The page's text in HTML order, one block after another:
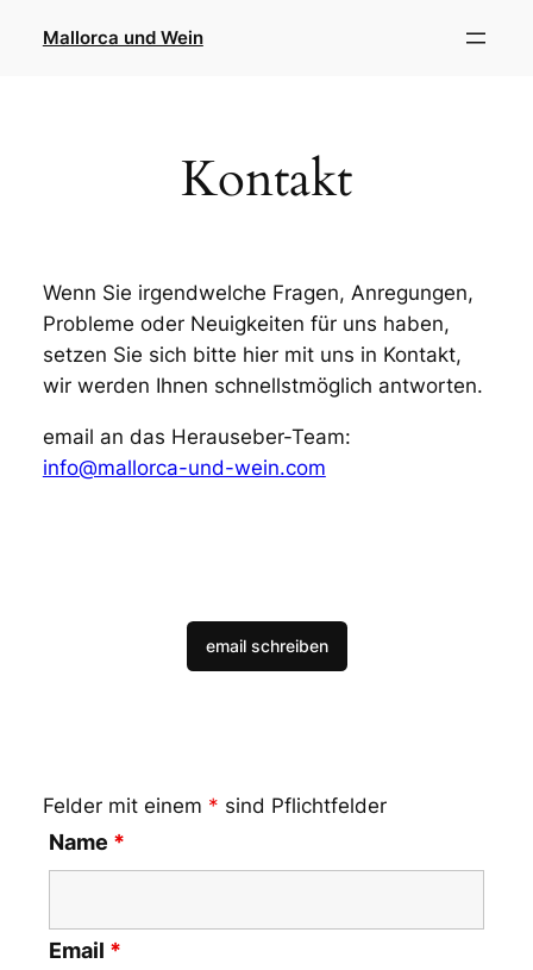
Mallorca und Wein
Kontakt
Wenn Sie irgendwelche Fragen, Anregungen,
Probleme oder Neuigkeiten für uns haben,
setzen Sie sich bitte hier mit uns in Kontakt,
wir werden Ihnen schnellstmöglich antworten.
email an das Herauseber-Team:
info@mallorca-und-wein.com
email schreiben
Felder mit einem * sind Pflichtfelder
Name *
Email *